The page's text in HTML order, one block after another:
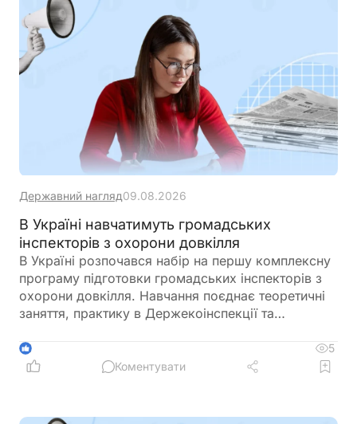
Державний нагляд09.08.2026
В Україні навчатимуть громадських
інспекторів з охорони довкілля
В Україні розпочався набір на першу комплексну
програму підготовки громадських інспекторів з
охорони довкілля. Навчання поєднає теоретичні
заняття, практику в Держекоінспекції та
1
5
Коментувати